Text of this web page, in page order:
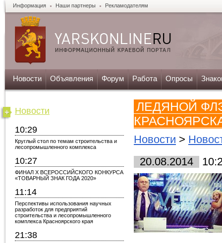
Информация Наши партнеры Рекламодателям
Новости Объявления Форум Работа Опросы
Новости
10:29
Круглый стол по темам строительства и
лесопромышленного комплекса
10:27
ФИНАЛ X ВСЕРОССИЙСКОГО КОНКУРСА
«ТОВАРНЫЙ ЗНАК ГОДА 2020»
11:14
Перспективы использования научных
разработок для предприятий
строительства и лесопромышленного
комплекса Красноярского края
21:38
ЛЕДЯНОЙ
Новости >
20.08.2014